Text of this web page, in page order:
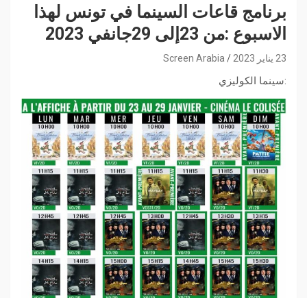
برنامج قاعات السينما في تونس لهذا
الاسبوع :من 23إلى 29جانفي 2023
23 يناير 2023 Screen Arabia
:سينما الكوليزي